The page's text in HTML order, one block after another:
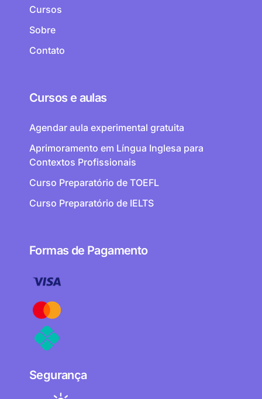
Cursos
Sobre
Contato
Cursos e aulas
Agendar aula experimental gratuita
Aprimoramento em Língua Inglesa para
Contextos Profissionais
Curso Preparatório de TOEFL
Curso Preparatório de IELTS
Formas de Pagamento
Segurança